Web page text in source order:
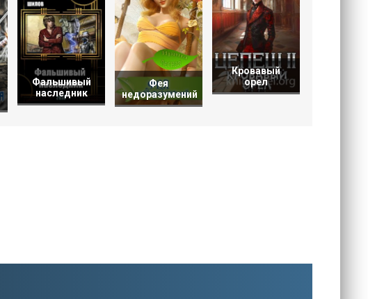
Фальшивый
наследник
Фея
недоразумений
Кровавый
орел